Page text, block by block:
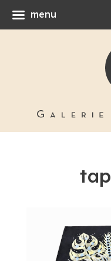
menu